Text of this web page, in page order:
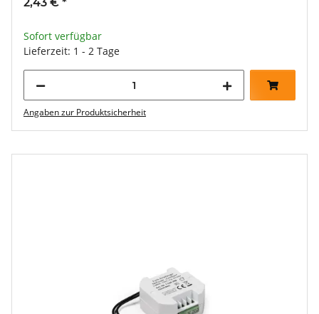
Sofort verfügbar
Lieferzeit: 1 - 2 Tage
Angaben zur Produktsicherheit